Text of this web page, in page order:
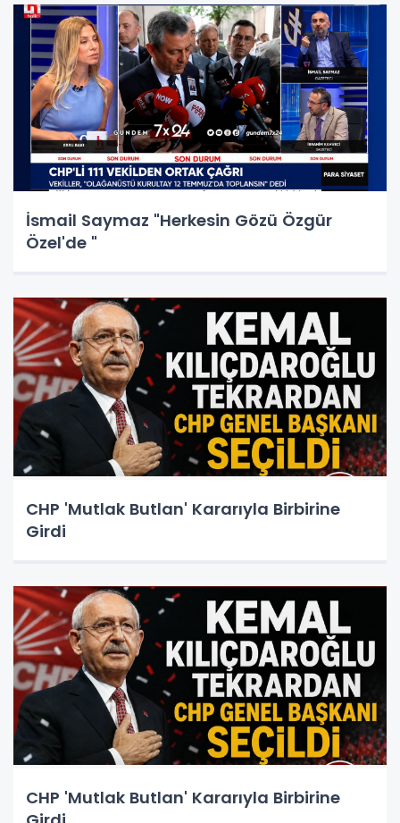
İsmail Saymaz "Herkesin Gözü Özgür
Özel'de "
CHP 'Mutlak Butlan' Kararıyla Birbirine
Girdi
CHP 'Mutlak Butlan' Kararıyla Birbirine